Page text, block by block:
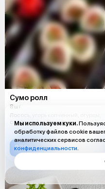
Сумо ролл
8 шт
Лосось, угорь копченный, огурцы,
спайси соус, кунжут, нори, рис
2790 ₸
Мы используем куки.
обработку файлов cookie
аналитических сервисов
конфиденциальности.